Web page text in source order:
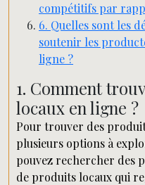
compétitifs par
6. Quelles sont les
soutenir les
ligne ?
1. Comment
locaux en ligne ?
Pour trouver des
plusieurs options à
pouvez rechercher des
de produits locaux qui